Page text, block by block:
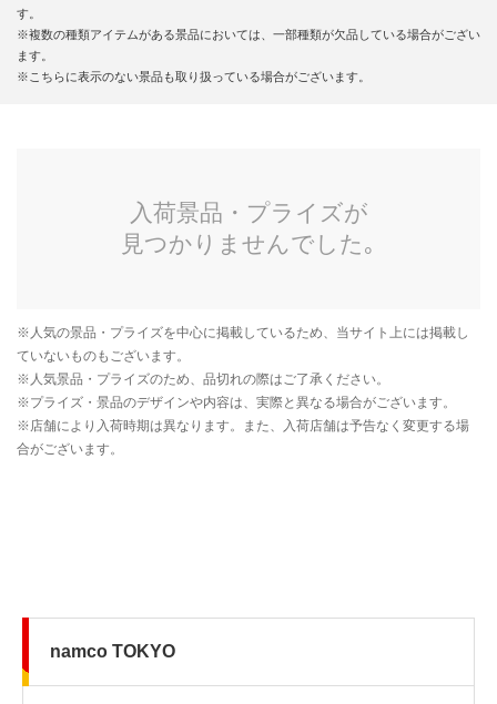
す。
※複数の種類アイテムがある景品においては、一部種類が欠品している場合がござい
ます。
※こちらに表示のない景品も取り扱っている場合がございます。
namco TOKYO